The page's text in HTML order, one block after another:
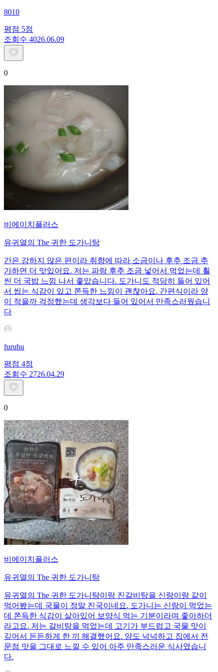
8010
평점 5점
조회수 4026.06.09
0
비에이치플러스
유귀열의 The 귀한 도가니탕
간은 강하지 않은 편이라 취향에 따라 소금이나 후추 조금 추
가하면 더 맛있어요. 저는 파랑 후추 조금 넣어서 먹었는데 훨
씬 더 국밥 느낌 나서 좋았습니다. 도가니도 적당히 들어 있어
서 씹는 식감이 있고 쫀득한 느낌이 괜찮아요. 간편식이라 양
이 적을까 걱정했는데 생각보다 들어 있어서 만족스러웠습니
다
furuhu
평점 4점
조회수 2726.04.29
0
비에이치플러스
유귀열의 The 귀한 도가니탕
유귀열의 The 귀한 도가니탕이랑 진갈비탕을 신랑이랑 같이
먹어봤는데 국물이 정말 진국이네요. 도가니는 신랑이 먹었는
데 쫀득한 식감이 살아있어 보양식 먹는 기분이라며 좋아하더
라고요. 저는 갈비탕을 먹었는데 고기가 부드럽고 국물 맛이
깊어서 든든하게 한 끼 해결했어요. 양도 넉넉하고 집에서 전
문점 맛을 그대로 느낄 수 있어 아주 만족스러운 식사였습니
다.